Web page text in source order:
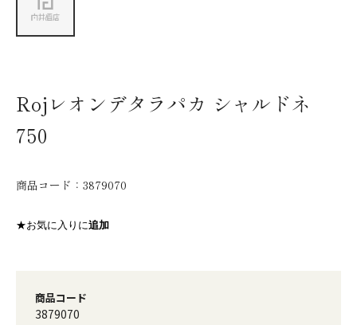
Rojレオンデタラパカ シャルドネ
750
商品コード： 3879070
★お気に入りに追加
商品コード
3879070